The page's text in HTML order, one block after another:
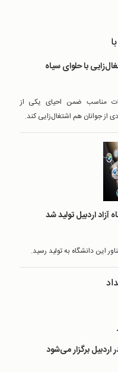
با حلوای سیاه
مناسب ضمن احیای یکی از
از جوانان هم‌ اشتغال‌زایی کند.
اردبیل برگزار می‌شود